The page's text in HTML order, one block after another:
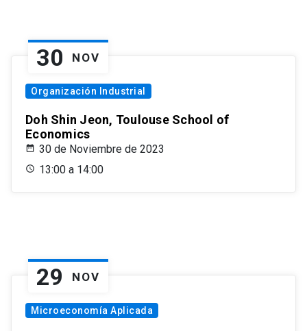
30 NOV
Organización Industrial
Doh Shin Jeon, Toulouse School of
Economics
30 de Noviembre de 2023
13:00 a 14:00
29 NOV
Microeconomía Aplicada